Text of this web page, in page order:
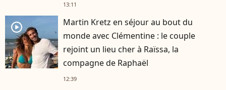
13:11
player2
Martin Kretz en séjour au bout du
monde avec Clémentine : le couple
rejoint un lieu cher à Raïssa, la
compagne de Raphaël
12:39